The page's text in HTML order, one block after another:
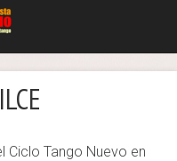
Ciclo Tango Nuevo en